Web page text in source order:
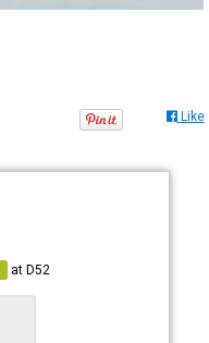
Like
atD52